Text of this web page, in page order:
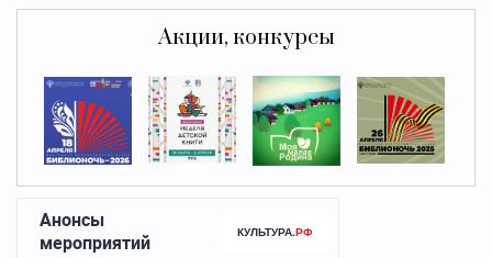
Акции, конкурсы